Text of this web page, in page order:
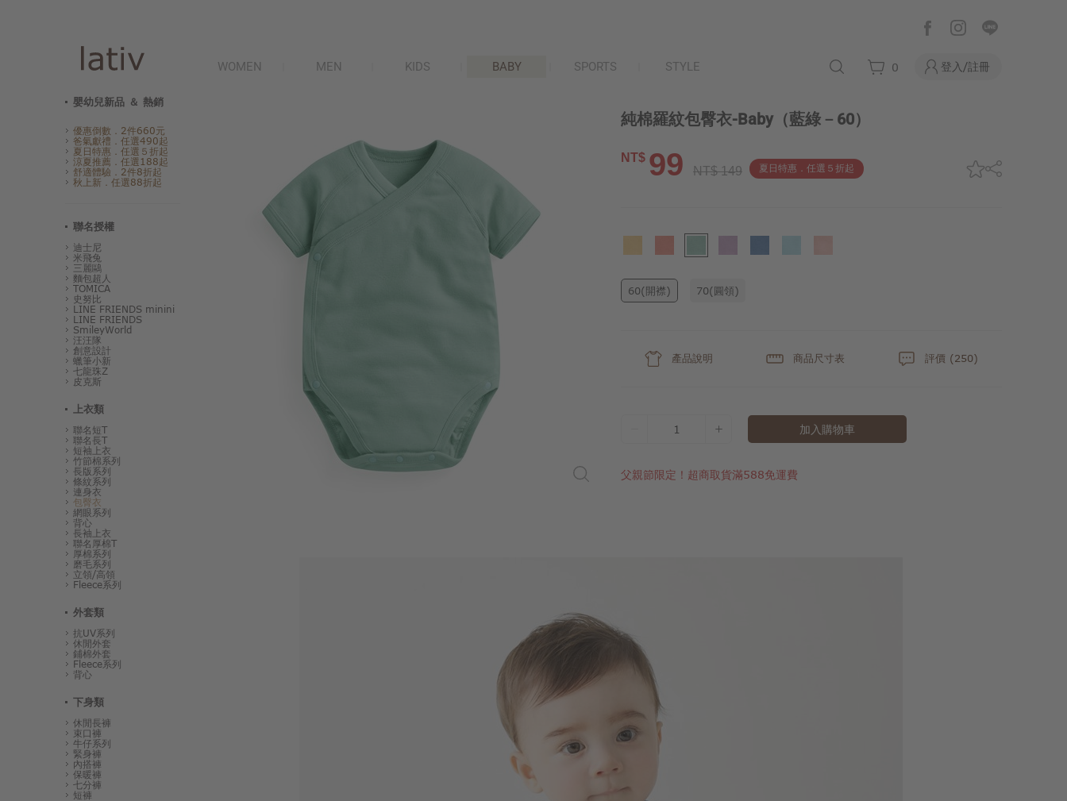
WOMEN MEN KIDS BABY SPORTS STYLE 0 登入/註冊
嬰幼兒新品 ＆ 熱銷
優惠倒數．2件660元
爸氣獻禮．任選490起
夏日特惠．任選５折起
涼夏推薦．任選188起
舒適體驗．2件8折起
秋上新．任選88折起
聯名授權
迪士尼
米飛兔
三麗鷗
麵包超人
TOMICA
史努比
LINE FRIENDS minini
LINE FRIENDS
SmileyWorld
汪汪隊
創意設計
蠟筆小新
七龍珠Z
皮克斯
上衣類
聯名短T
聯名長T
短袖上衣
竹節棉系列
長版系列
條紋系列
連身衣
包臀衣
網眼系列
背心
長袖上衣
聯名厚棉T
厚棉系列
磨毛系列
立領/高領
Fleece系列
外套類
抗UV系列
休閒外套
鋪棉外套
Fleece系列
背心
下身類
休閒長褲
束口褲
牛仔系列
緊身褲
內搭褲
保暖褲
七分褲
短褲
純棉羅紋包臀衣-Baby （藍綠－60）
NT$ 99 NT$ 149 夏日特惠．任選５折起
60(開襟) 70(圓領)
產品說明 商品尺寸表 評價 (250)
1 加入購物車
父親節限定！超商取貨滿588免運費